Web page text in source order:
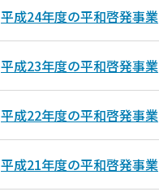
平成24年度の平和啓発事業
平成23年度の平和啓発事業
平成22年度の平和啓発事業
平成21年度の平和啓発事業